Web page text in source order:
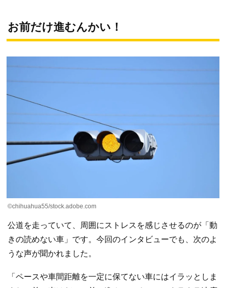
お前だけ進むんかい！
©chihuahua55/stock.adobe.com
公道を走っていて、周囲にストレスを感じさせるのが「動
きの読めない車」です。今回のインタビューでも、次のよ
うな声が聞かれました。
「ペースや車間距離を一定に保てない車にはイラッとしま